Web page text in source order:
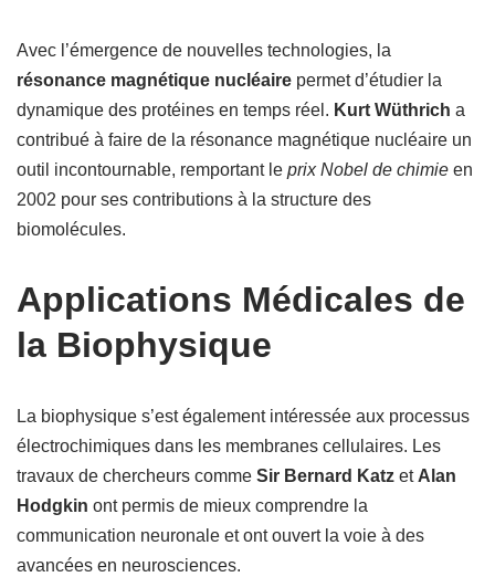
Avec l’émergence de nouvelles technologies, la
résonance magnétique nucléaire permet d’étudier la
dynamique des protéines en temps réel. Kurt Wüthrich a
contribué à faire de la résonance magnétique nucléaire un
outil incontournable, remportant le prix Nobel de chimie en
2002 pour ses contributions à la structure des
biomolécules.
Applications Médicales de
la Biophysique
La biophysique s’est également intéressée aux processus
électrochimiques dans les membranes cellulaires. Les
travaux de chercheurs comme Sir Bernard Katz et Alan
Hodgkin ont permis de mieux comprendre la
communication neuronale et ont ouvert la voie à des
avancées en neurosciences.